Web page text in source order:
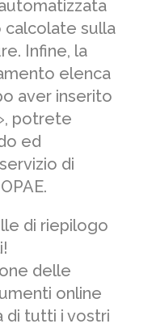
calcolate sulla
Infine, la
elenca
aver inserito
potrete
ed
di
di riepilogo
delle
online
di tutti i vostri